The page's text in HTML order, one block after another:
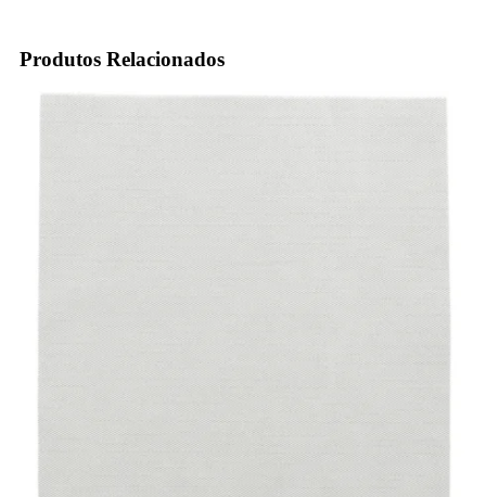
Produtos Relacionados